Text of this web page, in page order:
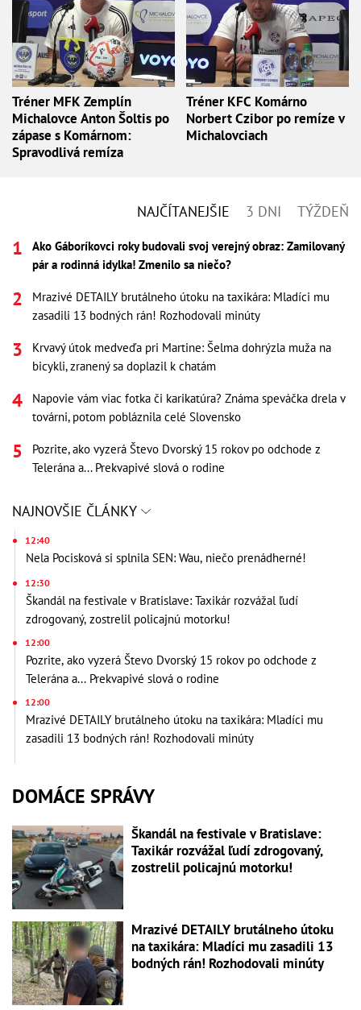
Tréner MFK Zemplín
Michalovce Anton Šoltis po
zápase s Komárnom:
Spravodlivá remíza
Tréner KFC Komárno
Norbert Czibor po remíze v
Michalovciach
NAJČÍTANEJŠIE 3 DNI TÝŽDEŇ
Ako Gáboríkovci roky budovali svoj verejný obraz: Zamilovaný
pár a rodinná idylka! Zmenilo sa niečo?
Mrazivé DETAILY brutálneho útoku na taxikára: Mladíci mu
zasadili 13 bodných rán! Rozhodovali minúty
Krvavý útok medveďa pri Martine: Šelma dohrýzla muža na
bicykli, zranený sa doplazil k chatám
Napovie vám viac fotka či karikatúra? Známa speváčka drela v
továrni, potom pobláznila celé Slovensko
Pozrite, ako vyzerá Števo Dvorský 15 rokov po odchode z
Telerána a... Prekvapivé slová o rodine
NAJNOVŠIE ČLÁNKY
12:40
Nela Pocisková si splnila SEN: Wau, niečo prenádherné!
12:30
Škandál na festivale v Bratislave: Taxikár rozvážal ľudí
zdrogovaný, zostrelil policajnú motorku!
12:00
Pozrite, ako vyzerá Števo Dvorský 15 rokov po odchode z
Telerána a... Prekvapivé slová o rodine
12:00
Mrazivé DETAILY brutálneho útoku na taxikára: Mladíci mu
zasadili 13 bodných rán! Rozhodovali minúty
DOMÁCE SPRÁVY
Škandál na festivale v Bratislave:
Taxikár rozvážal ľudí zdrogovaný,
zostrelil policajnú motorku!
Mrazivé DETAILY brutálneho útoku
na taxikára: Mladíci mu zasadili 13
bodných rán! Rozhodovali minúty